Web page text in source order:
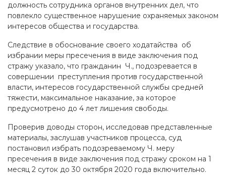
должность сотрудника органов внутренних дел, что
повлекло существенное нарушение охраняемых законом
интересов общества и государства.
Следствие в обоснование своего ходатайства об
избрании меры пресечения в виде заключения под
стражу указало, что гражданин Ч., подозревается в
совершении преступления против государственной
власти, интересов государственной службы средней
тяжести, максимальное наказание, за которое
предусмотрено до 4 лет лишения свободы.
Проверив доводы сторон, исследовав представленные
материалы, заслушав участников процесса, суд
постановил избрать подозреваемому Ч. меру
пресечения в виде заключения под стражу сроком на 1
месяц 2 суток до 30 октября 2020 года включительно.